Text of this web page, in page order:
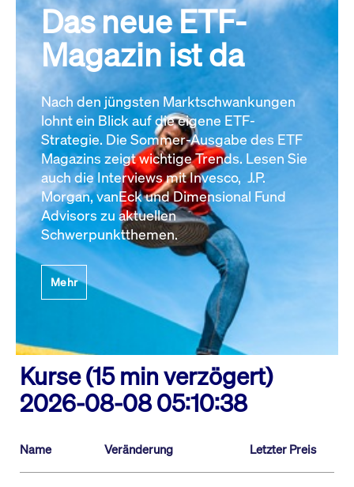
Das neue ETF-
Magazin ist da
Nach den jüngsten Marktschwankungen
lohnt ein Blick auf die eigene ETF-
Strategie. Die Sommer-Ausgabe des ETF
Magazins zeigt wichtige Trends. Lesen Sie
auch die Interviews mit Invesco, J.P.
Morgan, vanEck und Dimensional Fund
Advisors zu aktuellen
Schwerpunktthemen.
Mehr
Kurse (15 min verzögert)
2026-08-08 05:10:38
Name Veränderung Letzter Preis